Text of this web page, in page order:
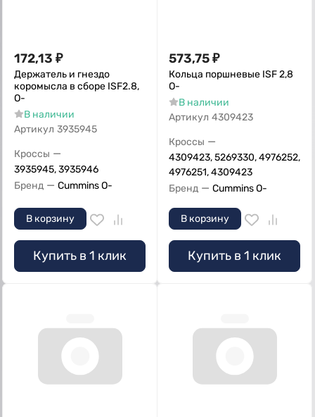
172,13 ₽
Держатель и гнездо
коромысла в сборе ISF2.8,
О-
В наличии
Артикул 3935945
Кроссы —
3935945, 3935946
Бренд — Cummins O-
В корзину
Купить в 1 клик
573,75₽
Кольца поршневые ISF 2,8
О-
В наличии
Артикул 4309423
Кроссы —
4309423, 5269330, 4976252,
4976251, 4309423
Бренд — Cummins O-
В корзину
Купить в 1 клик